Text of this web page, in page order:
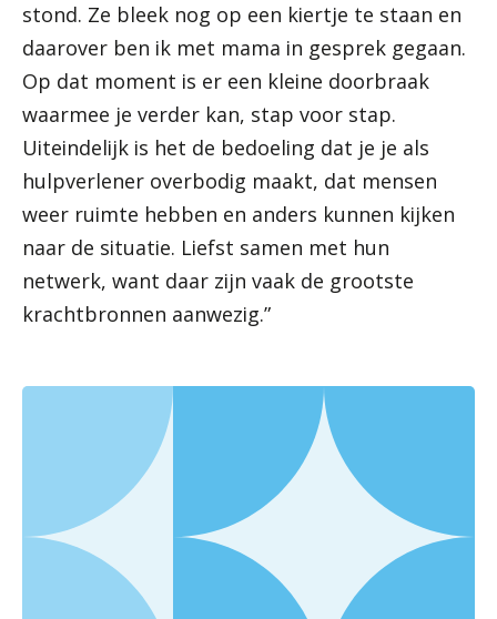
stond. Ze bleek nog op een kiertje te staan en
daarover ben ik met mama in gesprek gegaan.
Op dat moment is er een kleine doorbraak
waarmee je verder kan, stap voor stap.
Uiteindelijk is het de bedoeling dat je je als
hulpverlener overbodig maakt, dat mensen
weer ruimte hebben en anders kunnen kijken
naar de situatie. Liefst samen met hun
netwerk, want daar zijn vaak de grootste
krachtbronnen aanwezig.”